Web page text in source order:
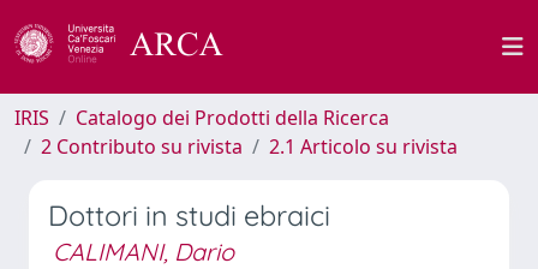
IRIS
Catalogo dei Prodotti della Ricerca
2 Contributo su rivista
2.1 Articolo su rivista
Dottori in studi ebraici
CALIMANI, Dario